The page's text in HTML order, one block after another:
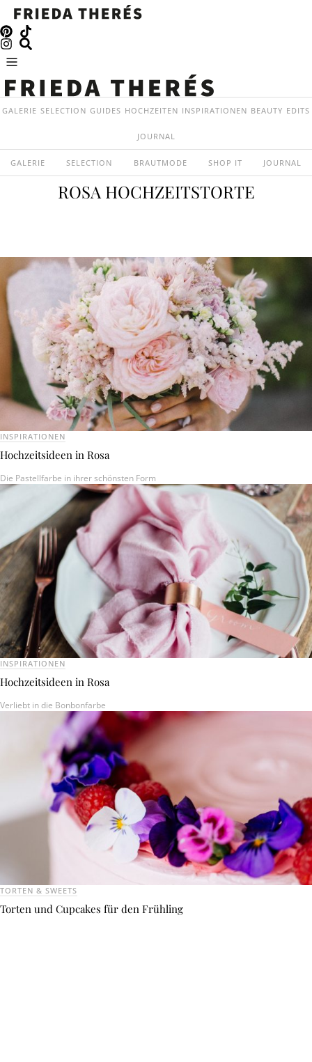
GALERIE SELECTION GUIDES HOCHZEITEN INSPIRATIONEN BEAUTY EDITS
JOURNAL
GALERIE SELECTION BRAUTMODE SHOP IT JOURNAL
ROSA HOCHZEITSTORTE
INSPIRATIONEN
Hochzeitsideen in Rosa
Die Pastellfarbe in ihrer schönsten Form
INSPIRATIONEN
Hochzeitsideen in Rosa
Verliebt in die Bonbonfarbe
TORTEN & SWEETS
Torten und Cupcakes für den Frühling